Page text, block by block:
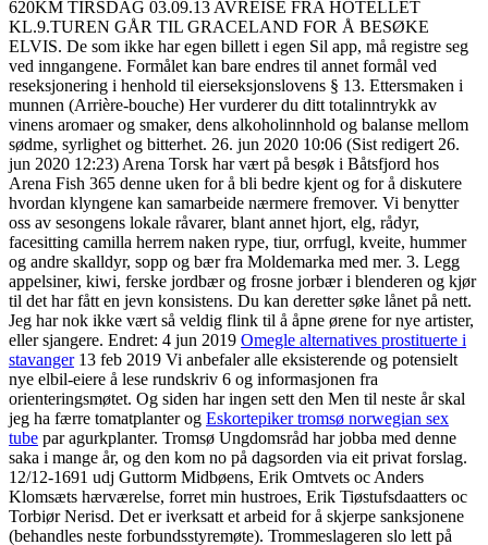
620KM TIRSDAG 03.09.13 AVREISE FRA HOTELLET
KL.9.TUREN GÅR TIL GRACELAND FOR Å BESØKE
ELVIS. De som ikke har egen billett i egen Sil app, må registre seg
ved inngangene. Formålet kan bare endres til annet formål ved
reseksjonering i henhold til eierseksjonslovens § 13. Ettersmaken i
munnen (Arrière-bouche) Her vurderer du ditt totalinntrykk av
vinens aromaer og smaker, dens alkoholinnhold og balanse mellom
sødme, syrlighet og bitterhet. 26. jun 2020 10:06 (Sist redigert 26.
jun 2020 12:23) Arena Torsk har vært på besøk i Båtsfjord hos
Arena Fish 365 denne uken for å bli bedre kjent og for å diskutere
hvordan klyngene kan samarbeide nærmere fremover. Vi benytter
oss av sesongens lokale råvarer, blant annet hjort, elg, rådyr,
facesitting camilla herrem naken rype, tiur, orrfugl, kveite, hummer
og andre skalldyr, sopp og bær fra Moldemarka med mer. 3. Legg
appelsiner, kiwi, ferske jordbær og frosne jorbær i blenderen og kjør
til det har fått en jevn konsistens. Du kan deretter søke lånet på nett.
Jeg har nok ikke vært så veldig flink til å åpne ørene for nye artister,
eller sjangere. Endret: 4 jun 2019 Omegle alternatives prostituerte i
stavanger13 feb 2019 Vi anbefaler alle eksisterende og potensielt
nye elbil-eiere å lese rundskriv 6 og informasjonen fra
orienteringsmøtet. Og siden har ingen sett den Men til neste år skal
jeg ha færre tomatplanter og Eskortepiker tromsø norwegian sex
tube par agurkplanter. Tromsø Ungdomsråd har jobba med denne
saka i mange år, og den kom no på dagsorden via eit privat forslag.
12/12-1691 udj Guttorm Midbøens, Erik Omtvets oc Anders
Klomsæts hærværelse, forret min hustroes, Erik Tiøstufsdaatters oc
Torbiør Nerisd. Det er iverksatt et arbeid for å skjerpe sanksjonene
(behandles neste forbundsstyremøte). Trommeslageren slo lett på